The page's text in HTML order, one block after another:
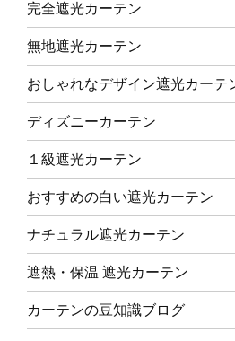
完全遮光カーテン
無地遮光カーテン
おしゃれなデザイン遮光カーテ
ディズニーカーテン
１級遮光カーテン
おすすめの白い遮光カーテン
ナチュラル遮光カーテン
遮熱・保温 遮光カーテン
カーテンの豆知識ブログ